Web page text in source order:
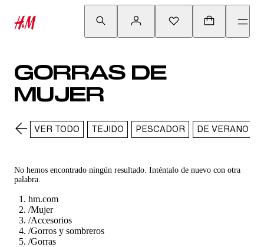
GORRAS DE
MUJER
VER TODO TEJIDO PESCADOR DE VERANO
No hemos encontrado ningún resultado. Inténtalo de nuevo con otra
palabra.
hm.com
/Mujer
/Accesorios
/Gorros y sombreros
/Gorras